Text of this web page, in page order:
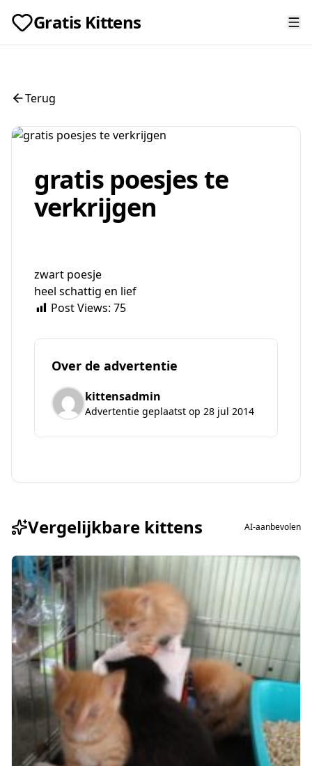
Gratis Kittens
Terug
gratis poesjes te
verkrijgen
zwart poesje
heel schattig en lief
Post Views: 75
Over de advertentie
kittensadmin
Advertentie geplaatst op 28 jul 2014
Vergelijkbare kittens AI-aanbevolen